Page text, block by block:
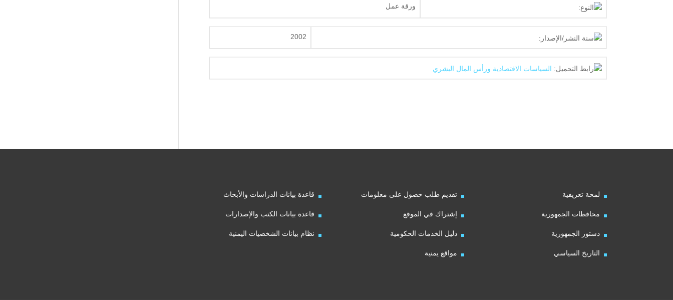
النوع: ورقة عمل
سنة النشر/الإصدار: 2002
رابط التحميل: السياسات الاقتصادية ورأس المال البشري
لمحة تعريفية
محافظات الجمهورية
دستور الجمهورية
التاريخ السياسي
تقديم طلب حصول على معلومات
إشتراك في الموقع
دليل الخدمات الحكومية
مواقع يمنية
قاعدة بيانات الدراسات والأبحاث
قاعدة بيانات الكتب والإصدارات
نظام بيانات الشخصيات اليمنية